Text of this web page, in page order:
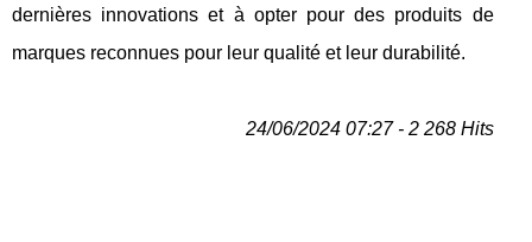
dernières innovations et à opter pour des produits de
marques reconnues pour leur qualité et leur durabilité.
24/06/2024 07:27 - 2 268 Hits